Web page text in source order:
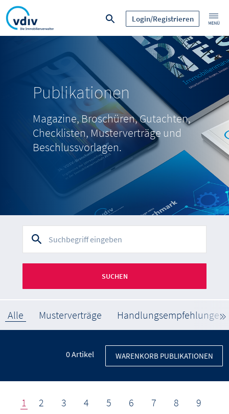
Login/Registrieren
Publikationen
Magazine, Broschüren, Gutachten,
Checklisten, Musterverträge und
Beschlussvorlagen.
SUCHEN
Alle Musterverträge Handlungsempfehlungen
0Artikel WARENKORB PUBLIKATIONEN
1 2 3 4 5 6 7 8
9